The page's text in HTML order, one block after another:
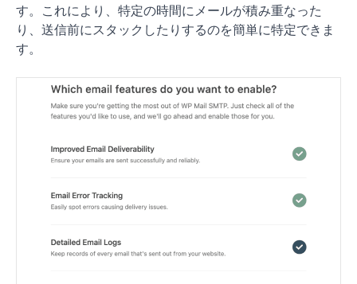
す。これにより、特定の時間にメールが積み重なった
り、送信前にスタックしたりするのを簡単に特定できま
す。